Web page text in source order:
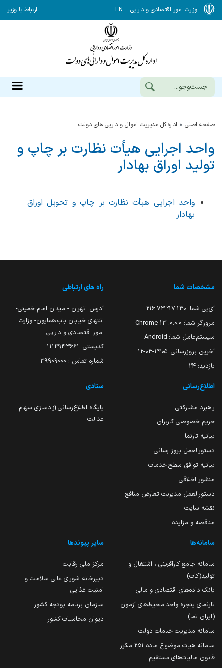
وزارت امور اقتصادی و دارایی EN ارتباط با وزیر
صفحه اصلی اداره کل مدیریت اموال و دارایی های دولت
واحد اجرایی هیأت نظارت بر چاپ و
تولید اوراق بهادار
واحد اجرایی هیأت نظارت بر چاپ و تحویل اوراق
بهادار
مشخصات شما
آی‌پی شما: 216.73.217.130
مرورگر شما: 131.0.0.0 Chrome
سیستم‌عامل شما: Android
آخرین بروزرسانی: ۱۴۰۵-۰۳-۱۲
بازدید: 24
راه های ارتباطی
آدرس: تهران - میدان امام خمینی-
انتهای خیابان باب همایون- وزارت
امور اقتصادی و دارایی
کدپستی: ۱۱۱۴۹۴۳۶۶۱
شماره تماس : 39909000
اطلاع‌رسانی
راهبرد مشارکتی
حریم خصوصی کاربران
بیانیه تارنما
دستورالعمل بروز رسانی
بیانیه توافق سطح خدمات
منشور اخلاقی
دستورالعمل مدیریت تعارض منافع
نقشه سایت
مناقصه و مزایده
ستادی
پایگاه اطلاع‌رسانی آزادسازی سهام
عدالت
سامانه‌ها
سامانه جامع کارآفرینی ، اشتغال و
تولید(کات)
بانک داده‌های اقتصادی و مالی
تارنمای پنجره واحد محیط‌های آزمون
(ایران تما)
سامانه مدیریت خدمات دولت
سامانه هیات موضوع ماده 251 مکرر
قانون مالیات‌های مستقیم
سایر پیوندها
مرکز ملی رقابت
دبیرخانه شورای عالی سلامت و
امنیت غذایی
سازمان برنامه بودجه کشور
دیوان محاسبات کشور